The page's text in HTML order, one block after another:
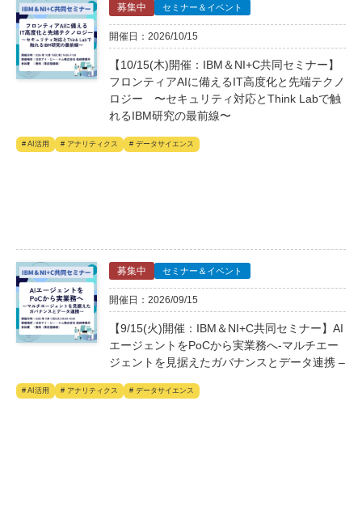
募集中 セミナー＆イベント
開催日：2026/10/15
【10/15(木)開催：IBM＆NI+C共同セミナー】
フロンティアAIに備えるIT高度化と先端テクノ
ロジー 〜セキュリティ対応とThink Labで触
れるIBM研究の最前線〜
# AI活用 # アナリティクス # データサイエンス
募集中 セミナー＆イベント
開催日：2026/09/15
【9/15(火)開催：IBM＆NI+C共同セミナー】AI
エージェントをPoCから実業務へ-マルチエー
ジェントを見据えたガバナンスとデータ連携 –
# AI活用 # アナリティクス # データサイエンス